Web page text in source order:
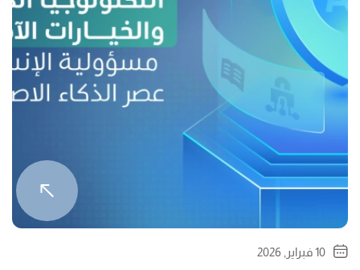
10 فبراير, 2026